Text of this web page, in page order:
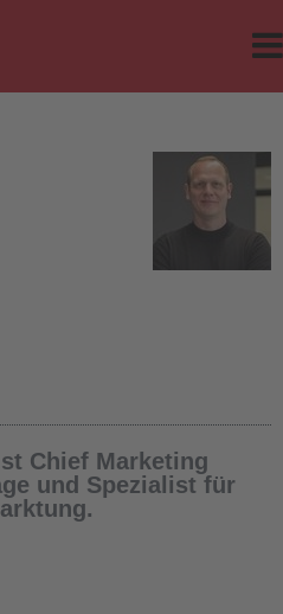
Chief Marketing
und Spezialist für